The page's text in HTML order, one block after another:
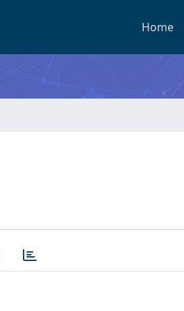
Home